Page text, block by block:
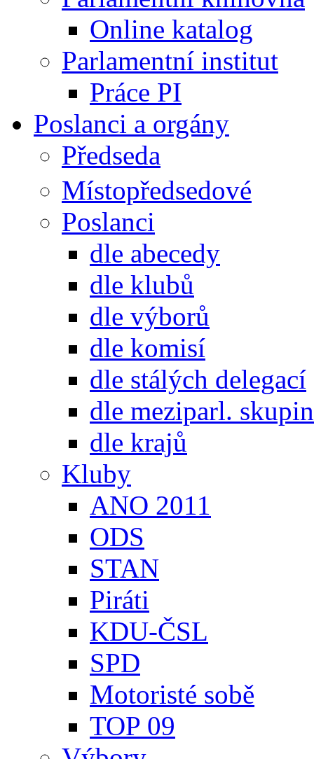
Online katalog
Parlamentní institut
Práce PI
Poslanci a orgány
Předseda
Místopředsedové
Poslanci
dle abecedy
dle klubů
dle výborů
dle komisí
dle stálých delegací
dle meziparl. skupin
dle krajů
Kluby
ANO 2011
ODS
STAN
Piráti
KDU-ČSL
SPD
Motoristé sobě
TOP 09